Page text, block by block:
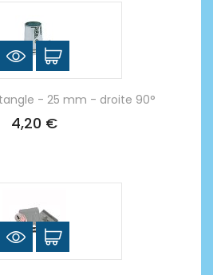
- 25 mm - droite 90°
4,20 €